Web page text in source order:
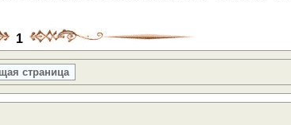
1
страница